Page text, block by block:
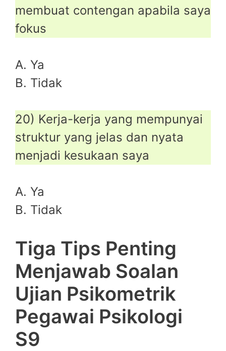
membuat contengan apabila saya
fokus
A. Ya
B. Tidak
20) Kerja-kerja yang mempunyai
struktur yang jelas dan nyata
menjadi kesukaan saya
A. Ya
B. Tidak
Tiga Tips Penting
Menjawab Soalan
Ujian Psikometrik
Pegawai Psikologi
S9